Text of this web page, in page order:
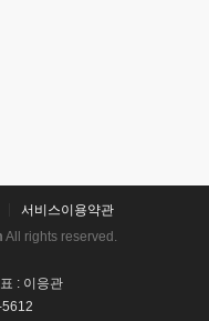
서비스이용약관
All rights reserved.
: 이응관